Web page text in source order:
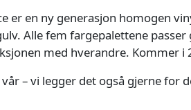
er en ny generasjon homogen
Alle fem fargepalettene
med hverandre. Kommer i
– vi legger det også gjerne for